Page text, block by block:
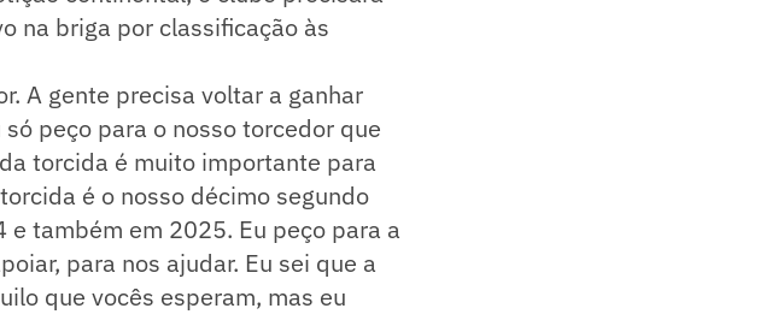
na briga por classificação às
A gente precisa voltar a ganhar
peço para o nosso torcedor que
torcida é muito importante para
é o nosso décimo segundo
também em 2025. Eu peço para a
para nos ajudar. Eu sei que a
que vocês esperam, mas eu